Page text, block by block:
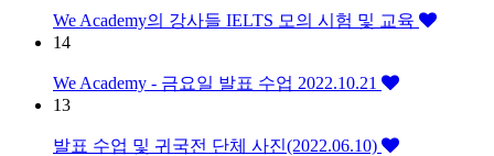
We Academy의 강사들 IELTS 모의 시험 및 교육
14
We Academy - 금요일 발표 수업 2022.10.21
13
발표 수업 및 귀국전 단체 사진(2022.06.10)